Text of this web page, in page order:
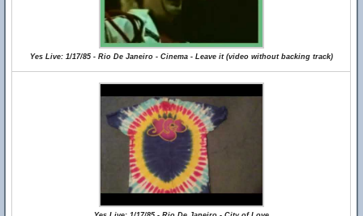
Yes Live: 1/17/85 - Rio De Janeiro - Cinema - Leave it (video without backing track)